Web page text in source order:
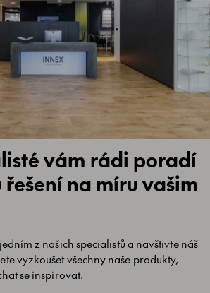
vám rádi poradí
na míru vašim
z našich specialistů a navštivte náš
vyzkoušet všechny naše produkty,
se inspirovat.